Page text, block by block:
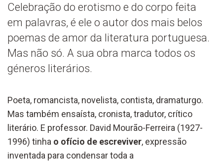
Celebração do erotismo e do corpo feita
em palavras, é ele o autor dos mais belos
poemas de amor da literatura portuguesa.
Mas não só. A sua obra marca todos os
géneros literários.
Poeta, romancista, novelista, contista, dramaturgo.
Mas também ensaísta, cronista, tradutor, crítico
literário. E professor. David Mourão-Ferreira (1927-
1996) tinha o ofício de escreviver, expressão
inventada para condensar toda a